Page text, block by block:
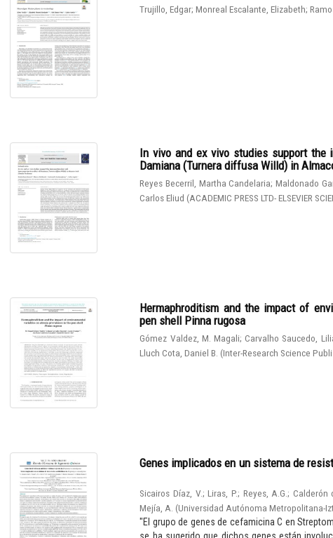
Trujillo, Edgar;Monreal Escalante, Elizabeth;
In vivo and ex vivo studies support the
Damiana (Turnera diffusa Willd) in
Reyes Becerril, Martha Candelaria;Maldonado
Carlos Eliud (ACADEMIC PRESS LTD- ELSEVIER
Hermaphroditism and the impact of
pen shell Pinna rugosa
Gómez Valdez, M. Magali;Carvalho Saucedo,
Lluch Cota, Daniel B. (Inter-Research Science
Genes implicados en un sistema de
Sicairos Díaz, V.;Liras, P.; Reyes, A.G.; Calderón
Mejía, A. (Universidad Autónoma Metropolitana-
"El grupo de genes de cefamicina C en